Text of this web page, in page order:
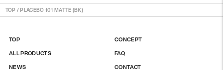
TOP /PLACEBO 101 MATTE (BK)
TOP
ALL PRODUCTS
NEWS
CONCEPT
FAQ
CONTACT